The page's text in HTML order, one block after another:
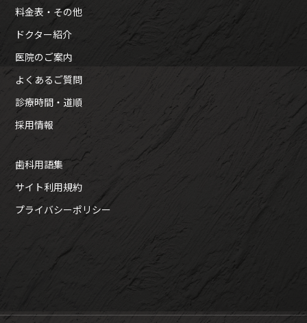
料金表・その他
ドクター紹介
医院のご案内
よくあるご質問
診療時間・道順
採用情報
歯科用語集
サイト利用規約
プライバシーポリシー